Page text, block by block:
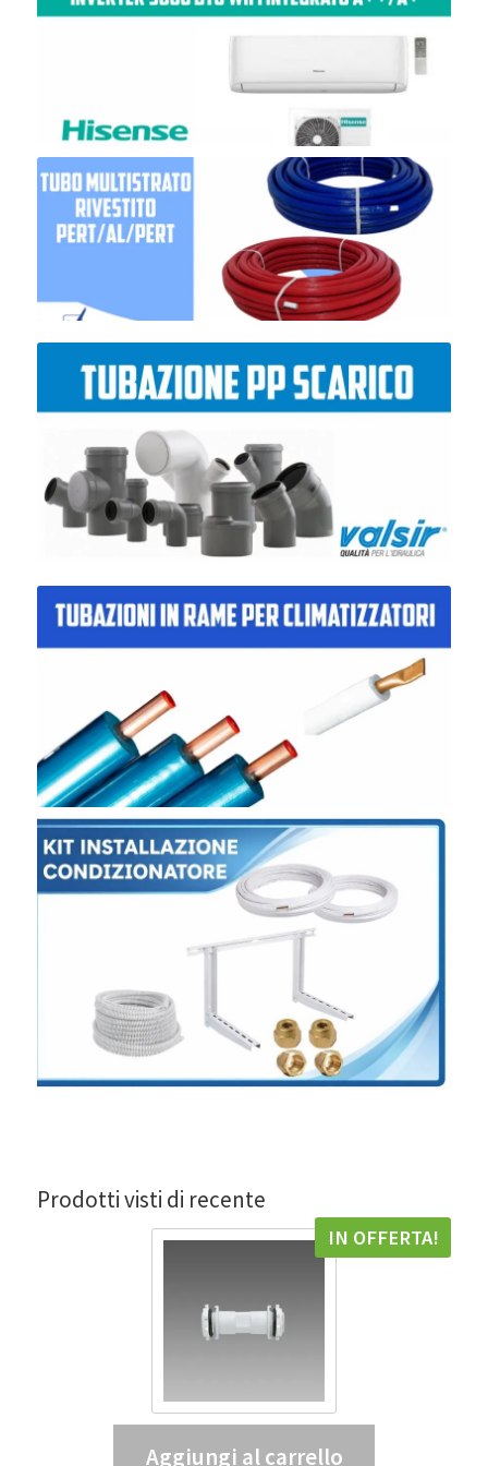
Prodotti visti di recente
Tubo di giunzione 938 – DIS 99807300
IN OFFERTA!
Aggiungi al carrello